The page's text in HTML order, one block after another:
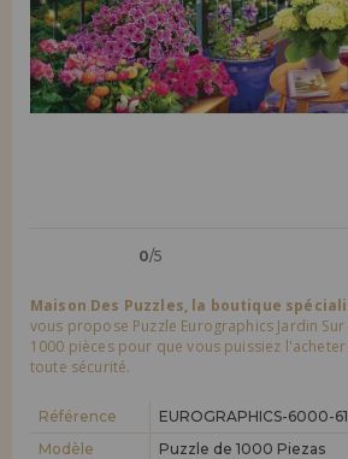
LIQUIDATIONS
INFORMATION
Je veux m'enregistrer en tant que
nouveau client
En créant un compte sur
achats rapidement dans notre boutique en
Je veux m'enregistrer en tant que
nouveau
0/5
Maison Des Puzzles, la boutique
vous propose Puzzle Eurographics Jardin
1000 pièces pour que vous puissiez
toute sécurité.
Référence
EUROGRAPHICS-6000-
Modèle
Puzzle de 1000 Piezas